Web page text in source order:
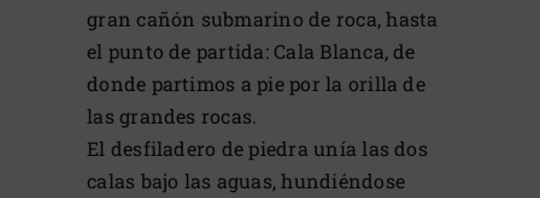
gran cañón submarino de roca, hasta
el punto de partida: Cala Blanca, de
donde partimos a pie por la orilla de
las grandes rocas.
El desfiladero de piedra unía las dos
calas bajo las aguas, hundiéndose